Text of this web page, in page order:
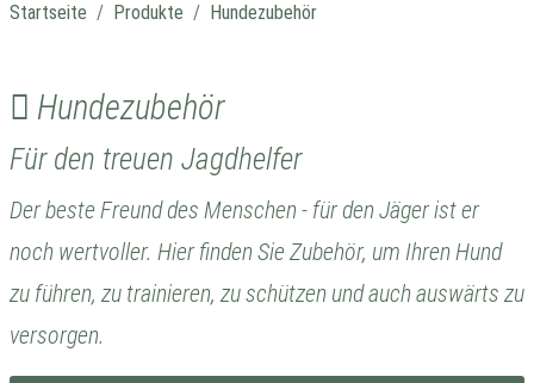
Startseite Produkte Hundezubehör
Hundezubehör
Für den treuen Jagdhelfer
Der beste Freund des Menschen - für den Jäger ist er
noch wertvoller. Hier finden Sie Zubehör, um Ihren Hund
zu führen, zu trainieren, zu schützen und auch auswärts zu
versorgen.